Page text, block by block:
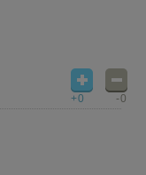
+0 -0